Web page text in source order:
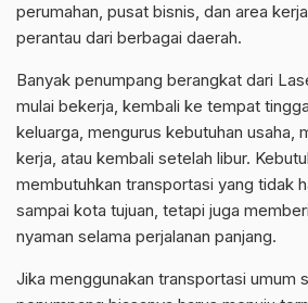
perumahan, pusat bisnis, dan area
perantau dari berbagai daerah.
Banyak penumpang berangkat dari
mulai bekerja, kembali ke tempat
keluarga, mengurus kebutuhan usaha,
kerja, atau kembali setelah libur.
membutuhkan transportasi yang tidak
sampai kota tujuan, tetapi juga
nyaman selama perjalanan panjang.
Jika menggunakan transportasi umum